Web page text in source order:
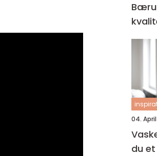
04.
du